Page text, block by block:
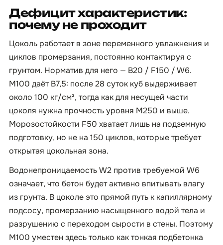
Дефицит характеристик:
почему не проходит
Цоколь работает в зоне переменного увлажнения и
циклов промерзания, постоянно контактируя с
грунтом. Норматив для него — B20 / F150 / W6.
М100 даёт B7,5: после 28 суток куб выдерживает
около 100 кг/см², тогда как для несущей части
цоколя нужна прочность уровня М250 и выше.
Морозостойкости F50 хватает лишь на подземную
подготовку, но не на 150 циклов, которые требует
открытая цокольная зона.
Водонепроницаемость W2 против требуемой W6
означает, что бетон будет активно впитывать влагу
из грунта. В цоколе это прямой путь к капиллярному
подсосу, промерзанию насыщенного водой тела и
разрушению с переходом сырости в стены. Поэтому
М100 уместен здесь только как тонкая подбетонка